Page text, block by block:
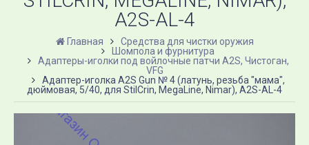
A2S​-AL-4
Главная
Средства для чистки оружия
Шомпола и фурнитура
Адаптеры-иголки под войлочные патчи A2S, Чистоган,
VFG
Адаптер-иголка A2S Gun​ № 4 (латунь, резьба "мама",
дюймовая, 5/40, для StilCrin, MegaLine, Nimar), A2S​-AL-4